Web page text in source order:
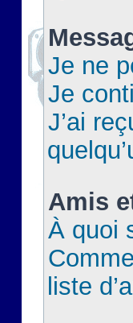
Je ne
Je
J’ai
Amis
À quoi
liste